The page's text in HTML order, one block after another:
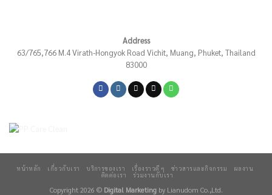
Address
63/765,766 M.4 Virath-Hongyok Road Vichit, Muang, Phuket, Thailand
83000
หน้าหลัก เกี่ยวกับเรา บริการของเรา เรื่องราวดี ๆ ข่าวสารและกิจกรรม
ผลงาน
ติดต่อเรา
ร่วมงานกับเรา
Copyright 2026 © Digital Marketingby Lianudom Co.,Ltd.